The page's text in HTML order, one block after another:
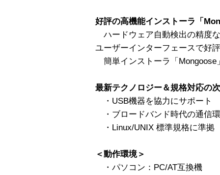
好評の高機能インストーラ「
ハードウェア自動検出の精度
ユーザーインターフェースで好
簡単インストーラ「Mongoose
最新テクノロジー＆規格対応の
・USB機器を協力にサポート
・ブロードバンド時代の通信
・Linux/UNIX 標準規格に準拠
＜動作環境＞
・パソコン：PC/AT互換機